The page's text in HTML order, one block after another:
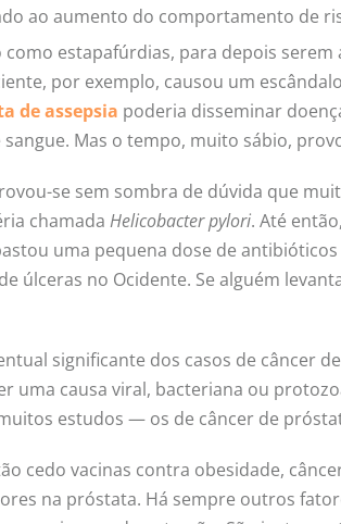
ao aumento do comportamento de
estapafúrdias, para depois
por exemplo, causou um
de assepsia poderia disseminar
Mas o tempo, muito sábio,
se sem sombra de dúvida que
chamada Helicobacter pylori. Até
uma pequena dose de
úlceras no Ocidente. Se alguém
significante dos casos de câncer
uma causa viral, bacteriana ou
estudos — os de câncer de
cedo vacinas contra obesidade,
na próstata. Há sempre outros